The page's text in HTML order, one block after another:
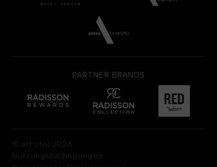
PARTNER BRANDS
© art'otel 2026
Nutzungsbedingungen